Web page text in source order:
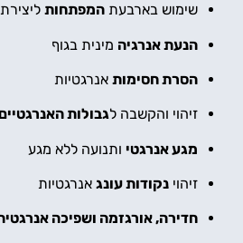
שימוש בארבעת המפתחות
הנעת אנרגיה מינית בגוף
הסרת חסימות אנרגטיות
זיהוי והקשבה לגבולות האנרגטיים
מגע אנרגטי ותנועה ללא מגע
זיהוי נקודות עונג אנרגטיות
חדירה, אורגזמה ושפיכה